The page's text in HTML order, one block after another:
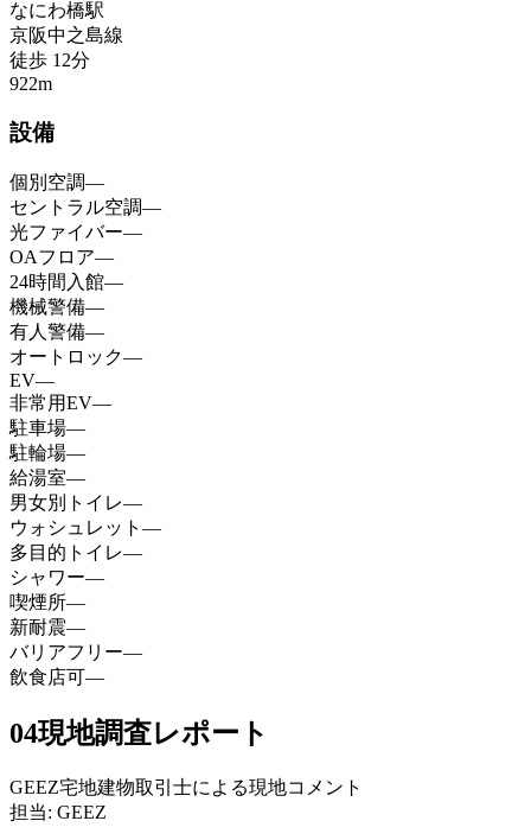
なにわ橋駅
京阪中之島線
徒歩 12分
922m
設備
個別空調—
セントラル空調—
光ファイバー—
OAフロア—
24時間入館—
機械警備—
有人警備—
オートロック—
EV—
非常用EV—
駐車場—
駐輪場—
給湯室—
男女別トイレ—
ウォシュレット —
多目的トイレ—
シャワー—
喫煙所—
新耐震—
バリアフリー—
飲食店可—
04現地調査レポート
GEEZ宅地建物取引士による現地コメント
担当: GEEZ